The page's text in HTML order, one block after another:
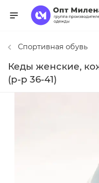
Спортивная обувь
Кеды женские,
(р-р 36-41)